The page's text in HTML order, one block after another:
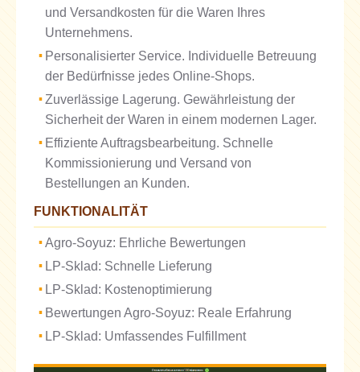
und Versandkosten für die Waren Ihres
Unternehmens.
Personalisierter Service. Individuelle Betreuung
der Bedürfnisse jedes Online-Shops.
Zuverlässige Lagerung. Gewährleistung der
Sicherheit der Waren in einem modernen Lager.
Effiziente Auftragsbearbeitung. Schnelle
Kommissionierung und Versand von
Bestellungen an Kunden.
FUNKTIONALITÄT
Agro-Soyuz: Ehrliche Bewertungen
LP-Sklad: Schnelle Lieferung
LP-Sklad: Kostenoptimierung
Bewertungen Agro-Soyuz: Reale Erfahrung
LP-Sklad: Umfassendes Fulfillment